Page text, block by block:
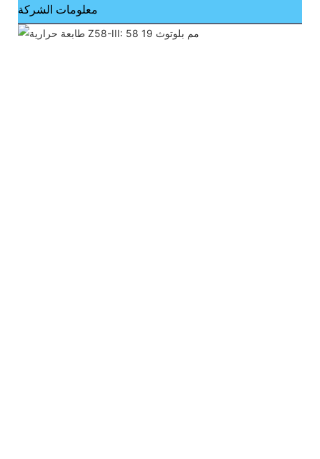
معلومات الشركة